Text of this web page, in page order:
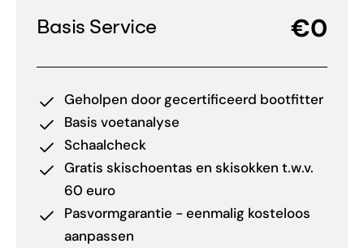
Basis Service €0
Geholpen door gecertificeerd bootfitter
Basis voetanalyse
Schaalcheck
Gratis skischoentas en skisokken t.w.v.
60 euro
Pasvormgarantie - eenmalig kosteloos
aanpassen